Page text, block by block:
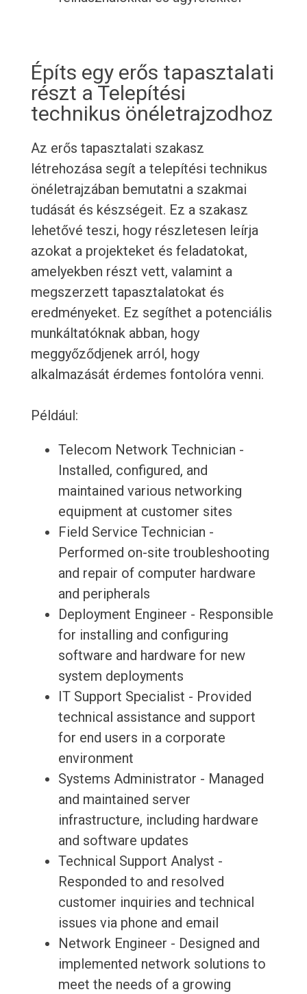
Építs egy erős tapasztalati
részt a Telepítési
technikus önéletrajzodhoz
Az erős tapasztalati szakasz
létrehozása segít a telepítési technikus
önéletrajzában bemutatni a szakmai
tudását és készségeit. Ez a szakasz
lehetővé teszi, hogy részletesen leírja
azokat a projekteket és feladatokat,
amelyekben részt vett, valamint a
megszerzett tapasztalatokat és
eredményeket. Ez segíthet a potenciális
munkáltatóknak abban, hogy
meggyőződjenek arról, hogy
alkalmazását érdemes fontolóra venni.
Például:
Telecom Network Technician -
Installed, configured, and
maintained various networking
equipment at customer sites
Field Service Technician -
Performed on-site troubleshooting
and repair of computer hardware
and peripherals
Deployment Engineer - Responsible
for installing and configuring
software and hardware for new
system deployments
IT Support Specialist - Provided
technical assistance and support
for end users in a corporate
environment
Systems Administrator - Managed
and maintained server
infrastructure, including hardware
and software updates
Technical Support Analyst -
Responded to and resolved
customer inquiries and technical
issues via phone and email
Network Engineer - Designed and
implemented network solutions to
meet the needs of a growing